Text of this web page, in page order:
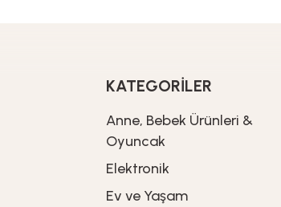
KATEGORİLER
Anne, Bebek Ürünleri &
Oyuncak
Elektronik
Ev ve Yaşam